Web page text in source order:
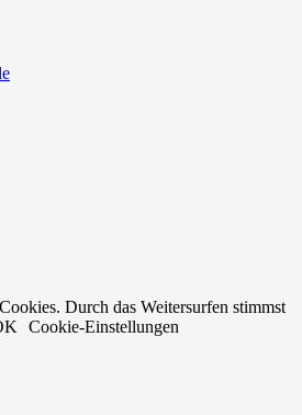
Durch das Weitersurfen stimmst
Cookie-Einstellungen